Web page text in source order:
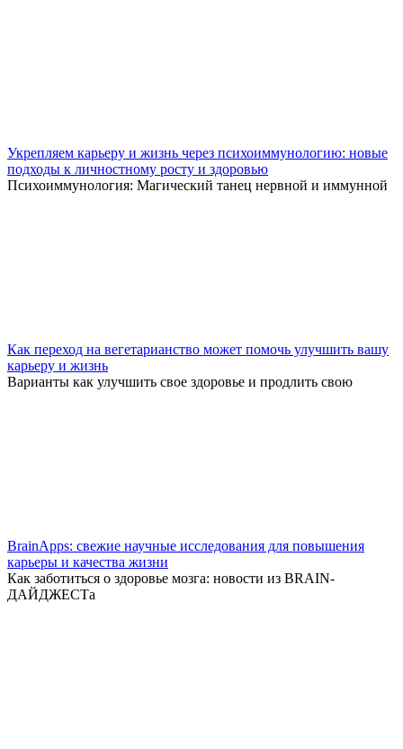
Укрепляем карьеру и жизнь через психоиммунологию: новые
подходы к личностному росту и здоровью
Психоиммунология: Магический танец нервной и иммунной
Как переход на вегетарианство может помочь улучшить вашу
карьеру и жизнь
Варианты как улучшить свое здоровье и продлить свою
BrainApps: свежие научные исследования для повышения
карьеры и качества жизни
Как заботиться о здоровье мозга: новости из BRAIN-
ДАЙДЖЕСТа